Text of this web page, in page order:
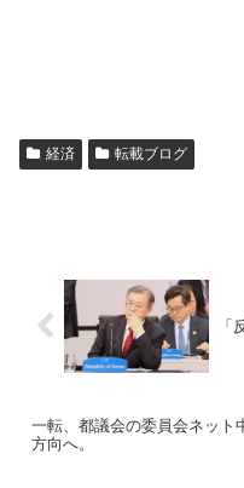
経済 転載ブログ
「
一転、都議会の委員会ネット
方向へ。